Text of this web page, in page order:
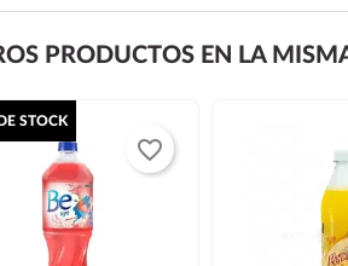
PRODUCTOS EN LA
STOCK
favorite_border